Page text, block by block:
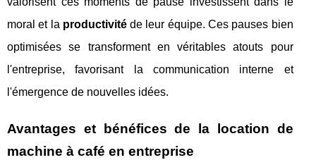
moral et la productivitéde leur équipe. Ces pauses bien
optimisées se transforment en véritables atouts pour
l'entreprise, favorisant la communication interne et
l'émergence de nouvelles idées.
Avantages et bénéfices de la location de
machine à café en entreprise